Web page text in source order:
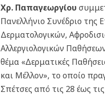
Χρ. Παπαγεωργίου
Πανελλήνιο Συνέδριο της
Δερματολογικών,
Αλλεργιολογικών
θέμα «Δερματικές
και Μέλλον», το οποίο
Σπέτσες από τις 28 έως